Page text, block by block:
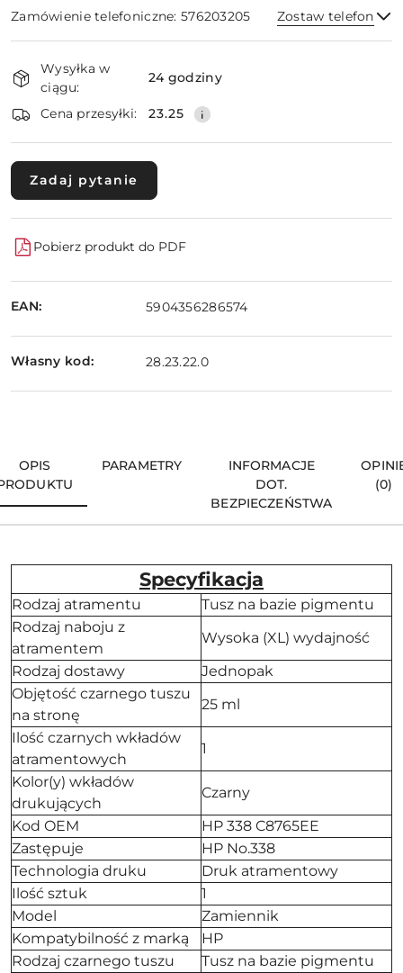
Zamówienie telefoniczne: 576203205 Zostaw telefon
Dostępność
i
dostawa
Wysyłka w
ciągu:
24 godziny
Cena przesyłki: 23.25
Zadaj pytanie
Pobierz produkt do PDF
EAN: 5904356286574
Własny kod: 28.23.22.0
OPIS
PARAMETRY
INFORMACJE
DOT.
BEZPIECZEŃSTWA
(0)
Specyfikacja
Rodzaj atramentu
Tusz na bazie pigmentu
Rodzaj naboju z
atramentem
Wysoka (XL) wydajność
Rodzaj dostawy
Jednopak
Objętość czarnego tuszu
na stronę
25 ml
Ilość czarnych wkładów
atramentowych
1
Kolor(y) wkładów
drukujących
Czarny
Kod OEM
HP 338 C8765EE
Zastępuje
HP No.338
Technologia druku
Druk atramentowy
Ilość sztuk
1
Model
Zamiennik
Kompatybilność z marką
HP
Rodzaj czarnego tuszu
Tusz na bazie pigmentu